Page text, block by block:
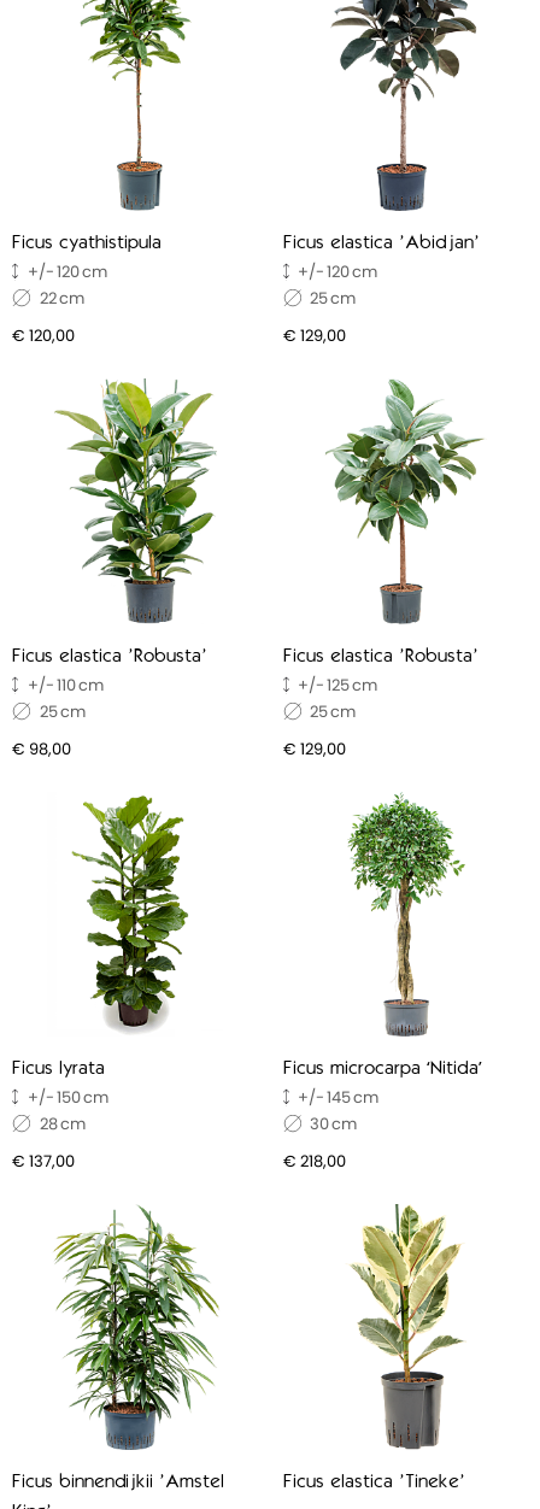
Ficus cyathistipula
120
22
€ 120,00
Ficus elastica 'Abidjan'
120
25
€ 129,00
Ficus elastica 'Robusta'
110
25
€ 98,00
Ficus elastica 'Robusta'
125
25
€ 129,00
Ficus lyrata
150
28
€ 137,00
Ficus microcarpa ‘Nitida’
145
30
€ 218,00
Ficus binnendijkii 'Amstel
Ficus elastica 'Tineke'